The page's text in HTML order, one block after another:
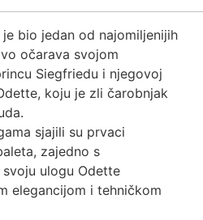
bio jedan od najomiljenijih
očarava svojom
Siegfriedu i njegovoj
koju je zli čarobnjak
sjajili su prvaci
zajedno s
ulogu Odette
elegancijom i tehničkom